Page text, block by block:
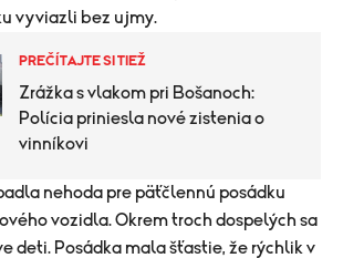
vyviazli bez ujmy.
PREČÍTAJTE SI TIEŽ
Zrážka s vlakom pri Bošanoch:
Polícia priniesla nové zistenia o
vinníkovi
nehoda pre päťčlennú posádku
vozidla. Okrem troch dospelých sa
deti. Posádka mala šťastie, že rýchlik v